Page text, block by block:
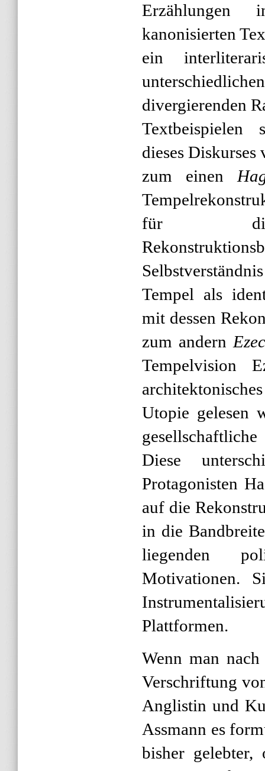
kanonisierten
ein
divergierenden
Textbeispielen
dieses Diskurses
zum einen
für die
Tempel als
mit dessen
zum andern
Tempelvision
Utopie gelesen
Diese
Protagonisten
auf die
in die
liegenden
Motivationen.
Plattformen.
Wenn man
Verschriftung
Anglistin und
Assmann es
bisher